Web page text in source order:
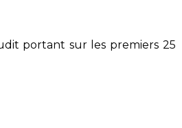
portant sur les premiers 25